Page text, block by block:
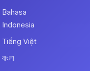
Bahasa
Indonesia
Tiếng Việt
বাংলা